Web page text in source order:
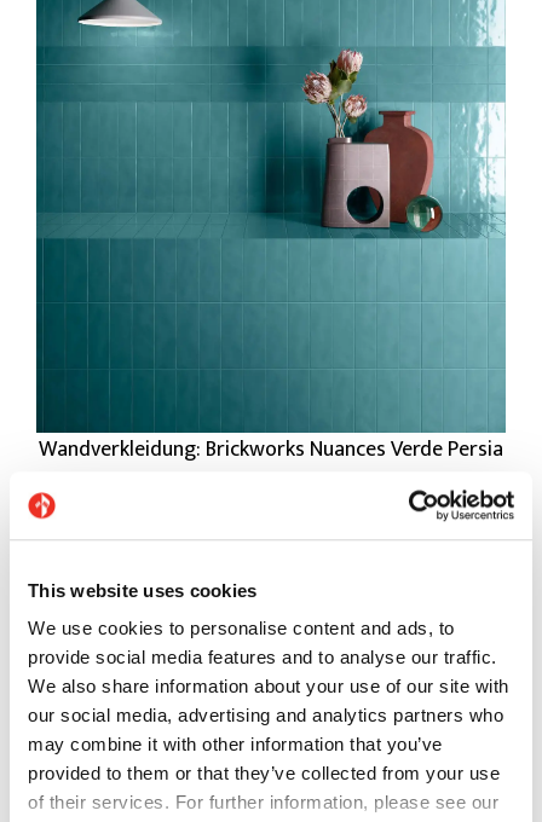
This website uses cookies
We use cookies to personalise content and ads, to
provide social media features and to analyse our traffic.
We also share information about your use of our site with
our social media, advertising and analytics partners who
may combine it with other information that you’ve
provided to them or that they’ve collected from your use
of their services. For further information, please see our
Wandverkleidung: Brickworks Nuances Verde Persia